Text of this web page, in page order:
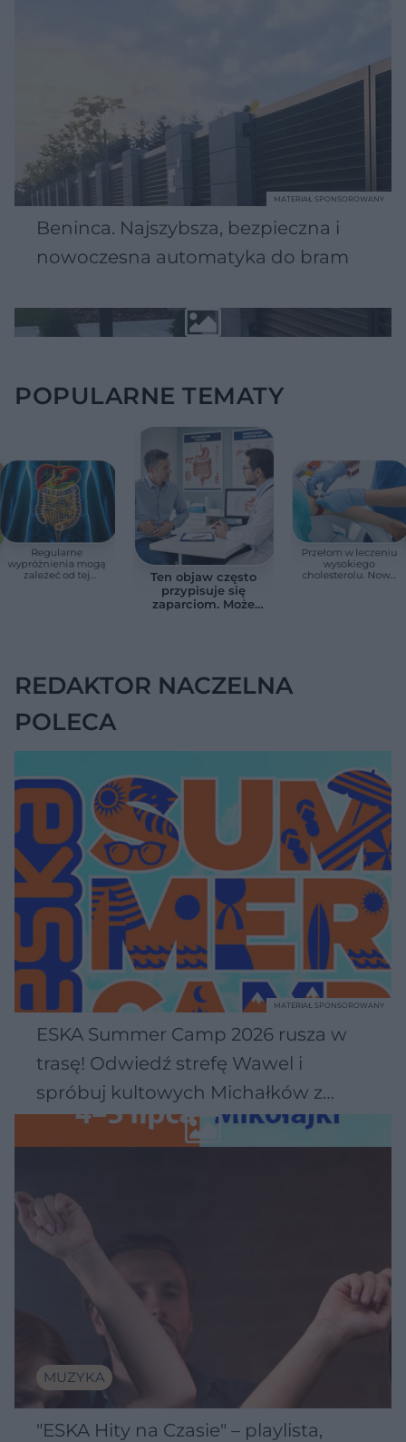
Beninca. Najszybsza, bezpieczna i
nowoczesna automatyka do bram
MATERIAŁ SPONSOROWANY
POPULARNE TEMATY
Regularne
wypróżnienia mogą
zależeć od tej
Ten objaw często
przypisuje się
zaparciom. Może
Przełom w leczeniu
wysokiego
cholesterolu. Nowa
REDAKTOR NACZELNA
POLECA
ESKA Summer Camp 2026 rusza w
trasę! Odwiedź strefę Wawel i
spróbuj kultowych Michałków z
Wawelu
MATERIAŁ SPONSOROWANY
MUZYKA
"ESKA Hity na Czasie" – playlista,